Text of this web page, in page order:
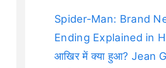
Spider-Man: Brand
Ending Explained in
आखिर में क्या हुआ? Jean